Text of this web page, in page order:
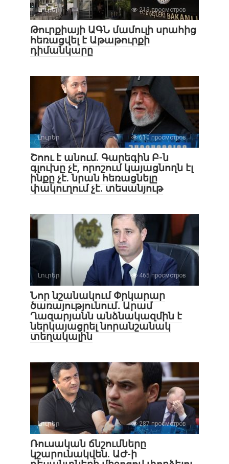
Լուրեր 219 просмотров
Թուրքիայի ԱԳՆ մամուլի սրահից
հեռացվել է Աթաթուրքի
դիմանկարը
Լուրեր 610 просмотров
Շոու է անում. Գարեգին Բ-ն
գլուխը չէ, որոշում կայացնողն էլ
ինքը չէ. նրան հեռացնելը
փակուղում չէ. տեսանյութ
Լուրեր 465 просмотров
Նոր նշանակում Փրկարար
ծառայությունում․ Արամ
Ղազարյանն անձնակազմին է
ներկայացրել նորանշանակ
տեղակալին
Լուրեր 287 просмотров
Ռուսական ճնշումները
կշարունակվեն. ԱԺ-ի